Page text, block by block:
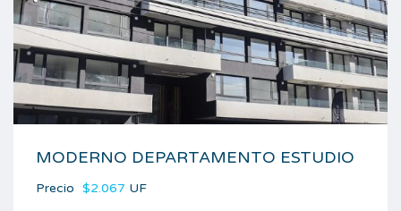
MODERNO DEPARTAMENTO ESTUDIO
Precio $2.067 UF